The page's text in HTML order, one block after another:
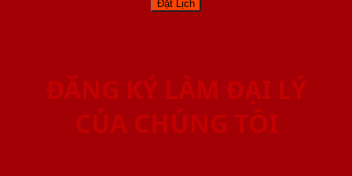
ĐĂNG KÝ LÀM ĐẠI LÝ
CỦA CHÚNG TÔI